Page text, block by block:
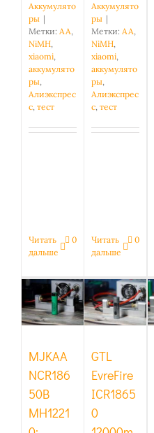
Аккумулято
ры |
Метки: AA,
NiMH,
xiaomi,
аккумулято
ры,
Алиэкспрес
с, тест
Читать
дальше
0
Аккумулято
ры |
Метки: AA,
NiMH,
xiaomi,
аккумулято
ры,
Алиэкспрес
с, тест
Читать
дальше
0
NCR18650B
MH12210:
главное
не
MJKAA
NCR186
50B
MH1221
ICR18650
12000mAh:
чемпион
вранью
GTL
EvreFire
ICR1865
0